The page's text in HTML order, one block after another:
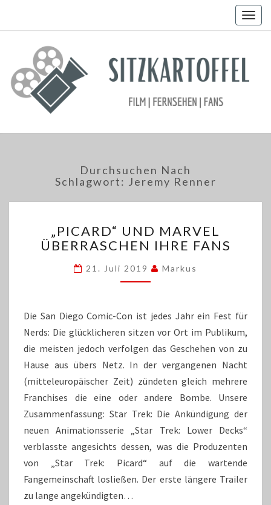
Durchsuchen Nach
Schlagwort: Jeremy Renner
UND
MARVEL
IHRE
FANS
„PICARD“ UND MARVEL
ÜBERRASCHEN IHRE FANS
21. Juli 2019 Markus
Die San Diego Comic-Con ist jedes Jahr ein Fest für
Nerds: Die glücklicheren sitzen vor Ort im Publikum,
die meisten jedoch verfolgen das Geschehen von zu
Hause aus übers Netz. In der vergangenen Nacht
(mitteleuropäischer Zeit) zündeten gleich mehrere
Franchises die eine oder andere Bombe. Unsere
Zusammenfassung: Star Trek: Die Ankündigung der
neuen Animationsserie „Star Trek: Lower Decks“
verblasste angesichts dessen, was die Produzenten
von „Star Trek: Picard“ auf die wartende
Fangemeinschaft losließen. Der erste längere Trailer
zu lange angekündigten…